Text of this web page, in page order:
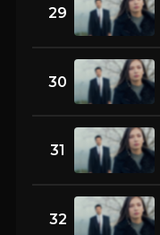
29
30
31
32